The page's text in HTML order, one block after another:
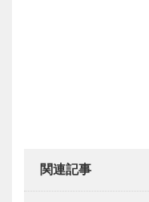
関連記事